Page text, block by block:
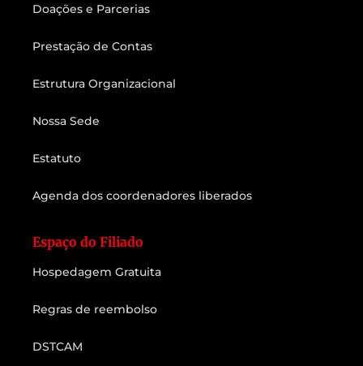
Doações e Parcerias
Prestação de Contas
Estrutura Organizacional
Nossa Sede
Estatuto
Agenda dos coordenadores liberados
Espaço do Filiado
Hospedagem Gratuita
Regras de reembolso
DSTCAM